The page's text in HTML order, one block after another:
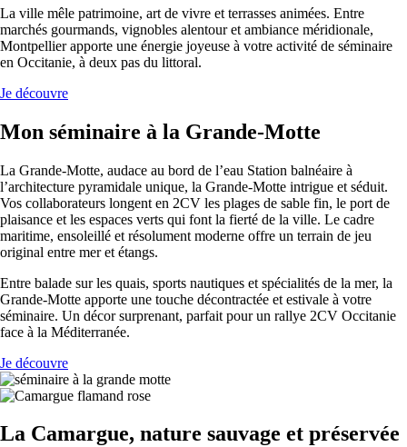
La ville mêle patrimoine, art de vivre et terrasses animées. Entre
marchés gourmands, vignobles alentour et ambiance méridionale,
Montpellier apporte une énergie joyeuse à votre activité de séminaire
en Occitanie, à deux pas du littoral.
Je découvre
Mon séminaire à la Grande-Motte
La Grande-Motte, audace au bord de l’eau Station balnéaire à
l’architecture pyramidale unique, la Grande-Motte intrigue et séduit.
Vos collaborateurs longent en 2CV les plages de sable fin, le port de
plaisance et les espaces verts qui font la fierté de la ville. Le cadre
maritime, ensoleillé et résolument moderne offre un terrain de jeu
original entre mer et étangs.
Entre balade sur les quais, sports nautiques et spécialités de la mer, la
Grande-Motte apporte une touche décontractée et estivale à votre
séminaire. Un décor surprenant, parfait pour un rallye 2CV Occitanie
face à la Méditerranée.
Je découvre
La Camargue, nature sauvage et préservée